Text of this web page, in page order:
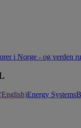
i Norge - og verden
Energy Systems